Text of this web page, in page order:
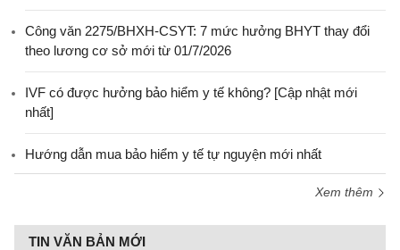
Công văn 2275/BHXH-CSYT: 7 mức hưởng BHYT thay đổi
theo lương cơ sở mới từ 01/7/2026
IVF có được hưởng bảo hiểm y tế không? [Cập nhật mới
nhất]
Hướng dẫn mua bảo hiểm y tế tự nguyện mới nhất
Xem thêm
TIN VĂN BẢN MỚI